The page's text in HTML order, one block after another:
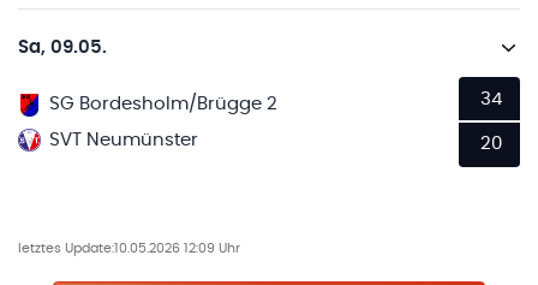
Sa, 09.05.
SG Bordesholm/Brügge 2
SVT Neumünster
34
20
letztes Update: 10.05.2026 12:09 Uhr